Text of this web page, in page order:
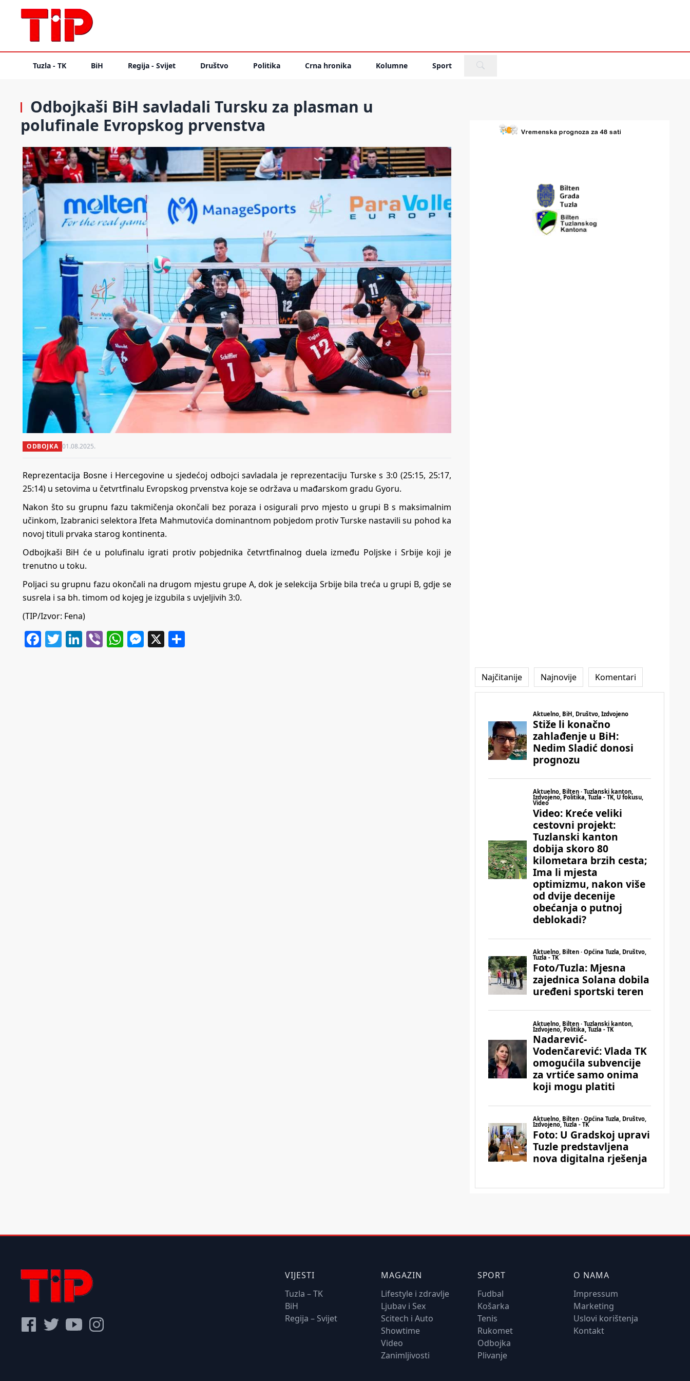
Tuzla - TK BiH Regija - Svijet Društvo Politika Crna hronika Kolumne Sport
Odbojkaši BiH savladali Tursku za plasman u
polufinale Evropskog prvenstva
ODBOJKA 01.08.2025.
Reprezentacija Bosne i Hercegovine u sjedećoj odbojci savladala je reprezentaciju Turske s 3:0 (25:15, 25:17,
25:14) u setovima u četvrtfinalu Evropskog prvenstva koje se održava u mađarskom gradu Gyoru.
Nakon što su grupnu fazu takmičenja okončali bez poraza i osigurali prvo mjesto u grupi B s maksimalnim
učinkom, Izabranici selektora Ifeta Mahmutovića dominantnom pobjedom protiv Turske nastavili su pohod ka
novoj tituli prvaka starog kontinenta.
Odbojkaši BiH će u polufinalu igrati protiv pobjednika četvrtfinalnog duela između Poljske i Srbije koji je
trenutno u toku.
Poljaci su grupnu fazu okončali na drugom mjestu grupe A, dok je selekcija Srbije bila treća u grupi B, gdje se
susrela i sa bh. timom od kojeg je izgubila s uvjeljivih 3:0.
(TIP/Izvor: Fena)
Facebook
Twitter
LinkedIn
ViberWhatsApp
Messenger
X
Najčitanije Najnovije Komentari
VIJESTI
Tuzla – TK
BiH
Regija – Svijet
MAGAZIN
Lifestyle i zdravlje
Ljubav i Sex
Scitech i Auto
Showtime
Video
Zanimljivosti
SPORT
Fudbal
Košarka
Tenis
Rukomet
Odbojka
Plivanje
O NAMA
Impressum
Marketing
Uslovi korištenja
Kontakt